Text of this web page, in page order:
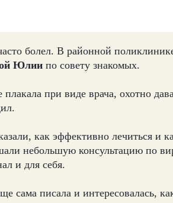
болел. В районной
Юлии по совету знакомых.
при виде врача, охотно
как эффективно лечиться и
небольшую консультацию по
и для себя.
сама писала и интересовалась,